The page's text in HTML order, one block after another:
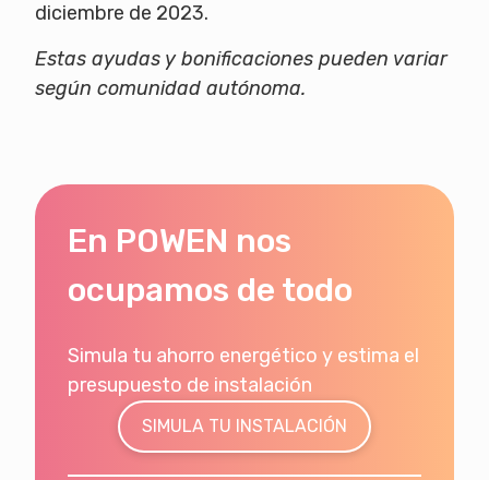
diciembre de 2023.
Estas ayudas y bonificaciones pueden variar
según comunidad autónoma.
En POWEN nos
ocupamos de todo
Simula tu ahorro energético y estima el
presupuesto de instalación
SIMULA TU INSTALACIÓN